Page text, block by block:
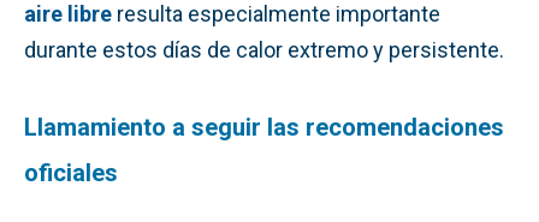
aire libre resulta especialmente importante
durante estos días de calor extremo y persistente.
Llamamiento a seguir las recomendaciones
oficiales